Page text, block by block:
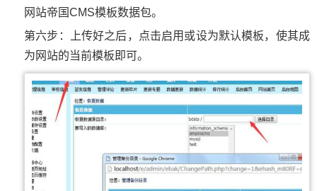
网站帝国CMS模板数据包。
第六步：上传好之后，点击启用或设为默认模板，使其成
为网站的当前模板即可。